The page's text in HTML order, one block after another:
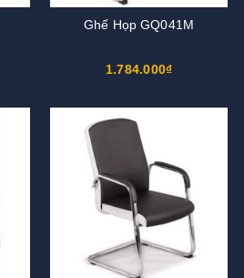
Ghế Họp GQ041M
1.784.000₫